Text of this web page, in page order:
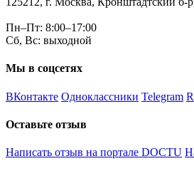
Пн–Пт: 8:00–17:00
Сб, Вс: выходной
Мы в соцсетях
ВКонтакте Одноклассники Telegram
Оставьте отзыв
Написать отзыв на портале DOCTU